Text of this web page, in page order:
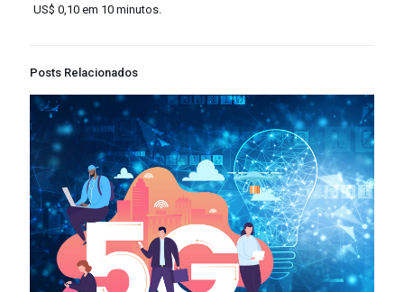
US$ 0,10 em 10 minutos.
Posts Relacionados